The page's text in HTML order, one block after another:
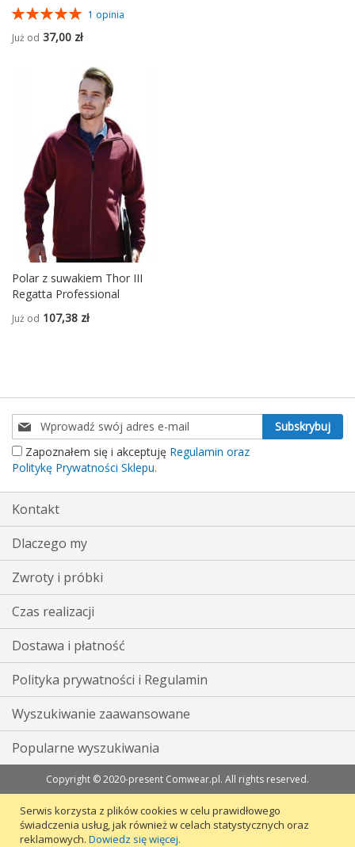
Ocena:
1 opinia
Już od 37,00 zł
Polar z suwakiem Thor III
Regatta Professional
Już od 107,38 zł
Subskrybuj
nasz
newsletter:
Subskrybuj
Zapoznałem się i akceptuję Regulamin oraz
Politykę Prywatności Sklepu.
Kontakt
Dlaczego my
Zwroty i próbki
Czas realizacji
Dostawa i płatność
Polityka prywatności i Regulamin
Wyszukiwanie zaawansowane
Popularne wyszukiwania
Copyright © 2020-present Comwear.pl. All rights reserved.
Serwis korzysta z plików cookies w celu prawidłowego
świadczenia usług, jak również w celach statystycznych oraz
reklamowych. Dowiedz się więcej.